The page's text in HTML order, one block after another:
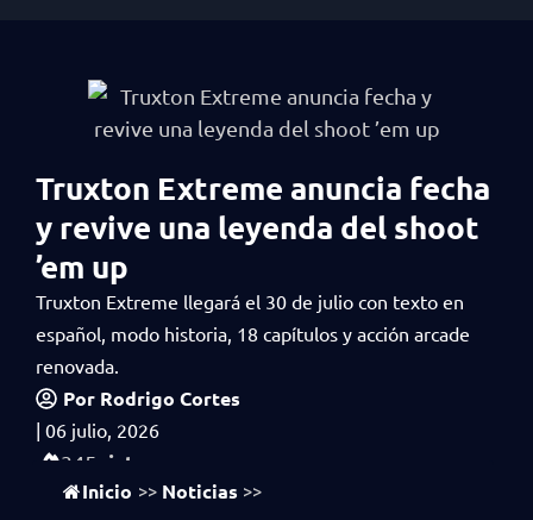
Truxton Extreme anuncia fecha
y revive una leyenda del shoot
’em up
Truxton Extreme llegará el 30 de julio con texto en
español, modo historia, 18 capítulos y acción arcade
renovada.
Por Rodrigo Cortes
| 06 julio, 2026
345 vistas
Inicio >> Noticias >>